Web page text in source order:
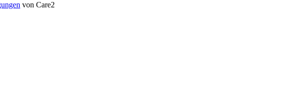
von Care2